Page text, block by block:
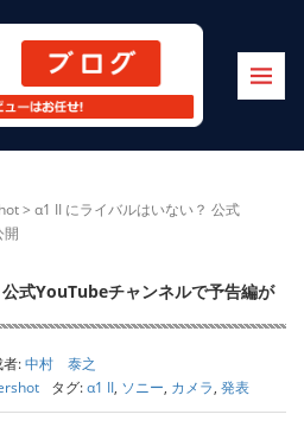
> α1 II にライバルはいない？ 公式
開
式YouTubeチャンネルで予告編が
者:中村 泰之
タグ:α1 II, ソニー, カメラ, 発表